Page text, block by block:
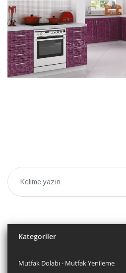
Kategoriler
Mutfak Dolabı - Mutfak Yenileme